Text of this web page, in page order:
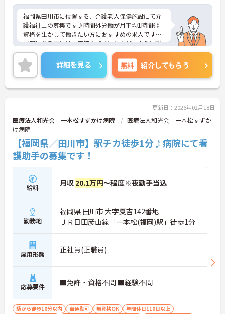
福岡県田川市に位置する、介護老人保健施設にて介
護福祉士の募集です♪時間外労働が月平均1時間◎
資格を生かして働きたい方におすすめの求人です。
ご興味ある方には、面接のポイントなど、さらに詳
細をお話致しますのでお気軽にご相談ください。
詳細を見る 無料 紹介してもらう
更新日：2026年02月18日
医療法人和光会 一本松すずかけ病院
医療法人和光会 一本松すずか
け病院
【福岡県／田川市】駅チカ徒歩1分♪病院にて看
護助手の募集です！
給料 月収 20.1万円～程度※夜勤手当込
勤務地
福岡県 田川市 大字夏吉142番地
ＪＲ日田彦山線「一本松(福岡)駅」徒歩1分
雇用形態 正社員(正職員)
応募要件 ■免許・資格不問 ■経験不問
駅から徒歩10分以内 車通勤可 無資格OK 年間休日110日以上